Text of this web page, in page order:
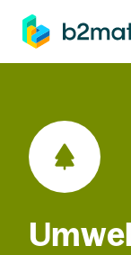
springen